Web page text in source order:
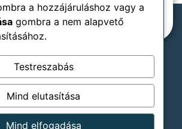
elfogadjuk:
SZÉP-kártya típusok
a hozzájáruláshoz vagy a
gombra a nem alapvető
Testreszabás
Mind elutasítása
Mind elfogadása